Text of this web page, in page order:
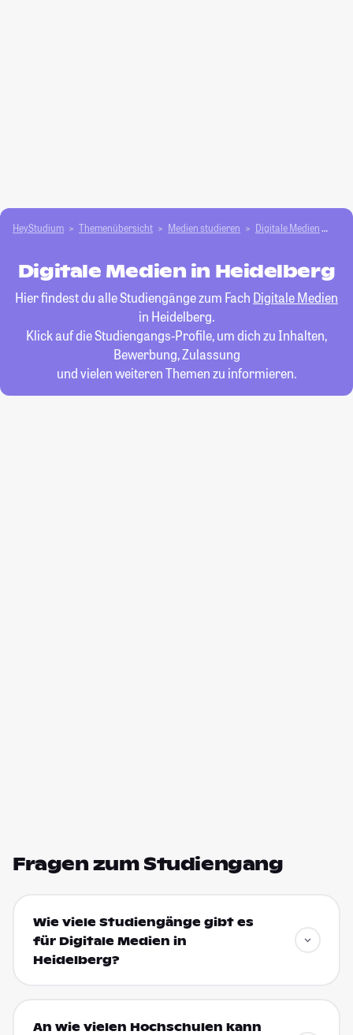
HeyStudium Themenübersicht Medien studieren Digitale Medien
Digitale Medien in Heidelberg
Hier findest du alle Studiengänge zum Fach Digitale Medien
in Heidelberg.
Klick auf die Studiengangs-Profile, um dich zu Inhalten,
Bewerbung, Zulassung
und vielen weiteren Themen zu informieren.
Fragen zum Studiengang
Wie viele Studiengänge gibt es
für Digitale Medien in
Heidelberg?
An wie vielen Hochschulen kann